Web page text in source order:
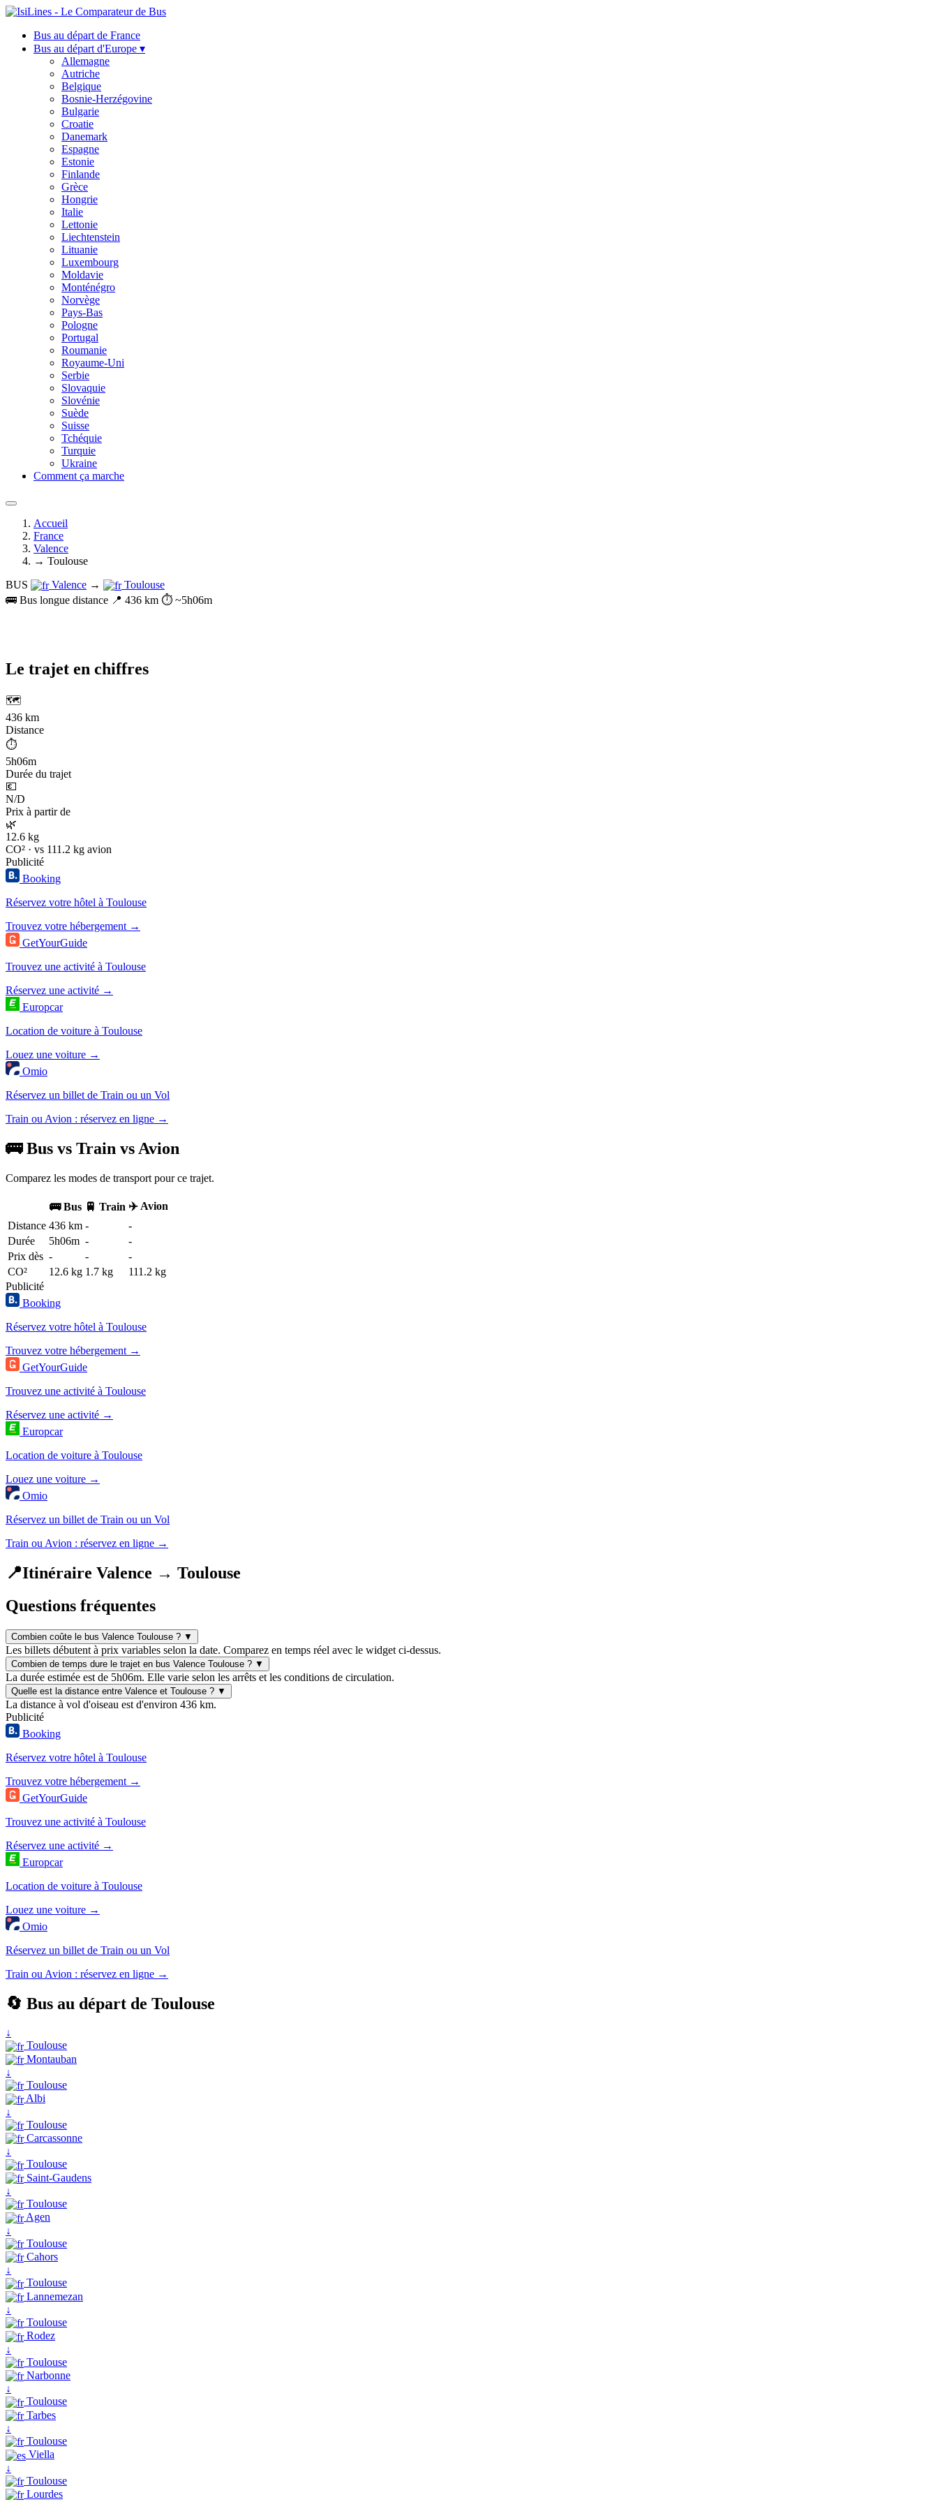
Bus au départ de France
Bus au départ d'Europe ▾
Allemagne
Autriche
Belgique
Bosnie-Herzégovine
Bulgarie
Croatie
Danemark
Espagne
Estonie
Finlande
Grèce
Hongrie
Italie
Lettonie
Liechtenstein
Lituanie
Luxembourg
Moldavie
Monténégro
Norvège
Pays-Bas
Pologne
Portugal
Roumanie
Royaume-Uni
Serbie
Slovaquie
Slovénie
Suède
Suisse
Tchéquie
Turquie
Ukraine
Comment ça marche
Accueil
France
Valence
→ Toulouse
BUS
Valence →
Toulouse
🚌 Bus longue distance 📍 436 km ⏱️ ~5h06m
Le trajet en chiffres
🗺️
436 km
Distance
⏱️
5h06m
Durée du trajet
💶
N/D
Prix à partir de
🌿
12.6 kg
CO² · vs 111.2 kg avion
Publicité
Booking
Réservez votre hôtel à Toulouse
Trouvez votre hébergement →
GetYourGuide
Trouvez une activité à Toulouse
Réservez une activité →
Europcar
Location de voiture à Toulouse
Louez une voiture →
Omio
Réservez un billet de Train ou un Vol
Train ou Avion : réservez en ligne →
🚌 Bus vs Train vs Avion
Comparez les modes de transport pour ce trajet.
🚌 Bus 🚆 Train ✈️ Avion
Distance 436 km -
-
Durée
5h06m -
-
Prix dès - -
-
CO²
12.6 kg 1.7 kg
111.2 kg
Publicité
Booking
Réservez votre hôtel à Toulouse
Trouvez votre hébergement →
GetYourGuide
Trouvez une activité à Toulouse
Réservez une activité →
Europcar
Location de voiture à Toulouse
Louez une voiture →
Omio
Réservez un billet de Train ou un Vol
Train ou Avion : réservez en ligne →
📍Itinéraire Valence → Toulouse
Questions fréquentes
Combien coûte le bus Valence Toulouse ? ▼
Les billets débutent à prix variables selon la date. Comparez en temps réel avec le widget ci-dessus.
Combien de temps dure le trajet en bus Valence Toulouse ? ▼
La durée estimée est de 5h06m. Elle varie selon les arrêts et les conditions de circulation.
Quelle est la distance entre Valence et Toulouse ? ▼
La distance à vol d'oiseau est d'environ 436 km.
Publicité
Booking
Réservez votre hôtel à Toulouse
Trouvez votre hébergement →
GetYourGuide
Trouvez une activité à Toulouse
Réservez une activité →
Europcar
Location de voiture à Toulouse
Louez une voiture →
Omio
Réservez un billet de Train ou un Vol
Train ou Avion : réservez en ligne →
🔄 Bus au départ de Toulouse
↓
Toulouse
Montauban
↓
Toulouse
Albi
↓
Toulouse
Carcassonne
↓
Toulouse
Saint-Gaudens
↓
Toulouse
Agen
↓
Toulouse
Cahors
↓
Toulouse
Lannemezan
↓
Toulouse
Rodez
↓
Toulouse
Narbonne
↓
Toulouse
Tarbes
↓
Toulouse
Viella
↓
Toulouse
Lourdes